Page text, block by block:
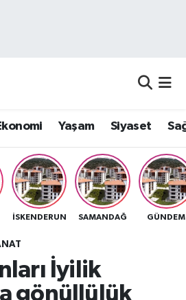
Yaşam Siyaset
İSKENDERUN SAMANDAĞ GÜNDEM
İyilik
gönüllülük
ve Fikstür